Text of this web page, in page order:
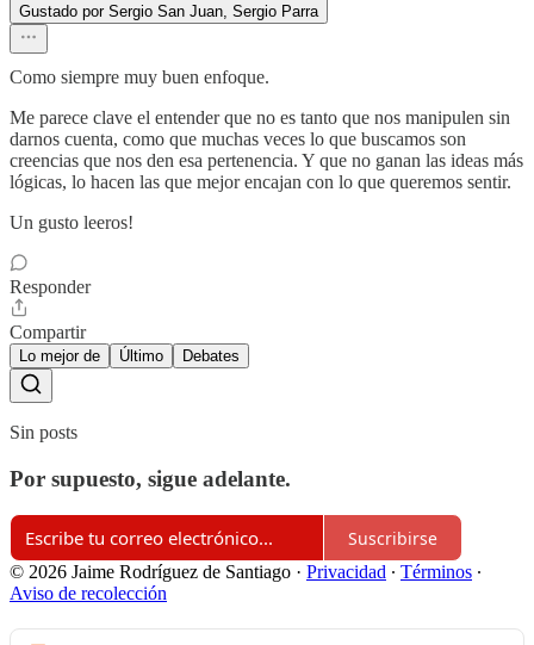
Gustado por Sergio San Juan, Sergio Parra
Como siempre muy buen enfoque.
Me parece clave el entender que no es tanto que nos manipulen sin
darnos cuenta, como que muchas veces lo que buscamos son
creencias que nos den esa pertenencia. Y que no ganan las ideas más
lógicas, lo hacen las que mejor encajan con lo que queremos sentir.
Un gusto leeros!
Responder
Compartir
Lo mejor de Último Debates
Sin posts
Por supuesto, sigue adelante.
Suscribirse
© 2026 Jaime Rodríguez de Santiago · Privacidad ∙ Términos ∙
Aviso de recolección